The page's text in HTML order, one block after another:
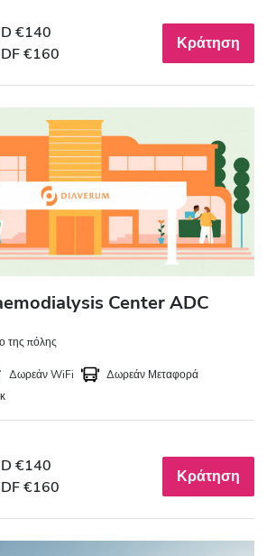
€140
€160
Κράτηση
Center ADC
της πόλης
Δωρεάν WiFi
Δωρεάν Μεταφορά
€140
€160
Κράτηση